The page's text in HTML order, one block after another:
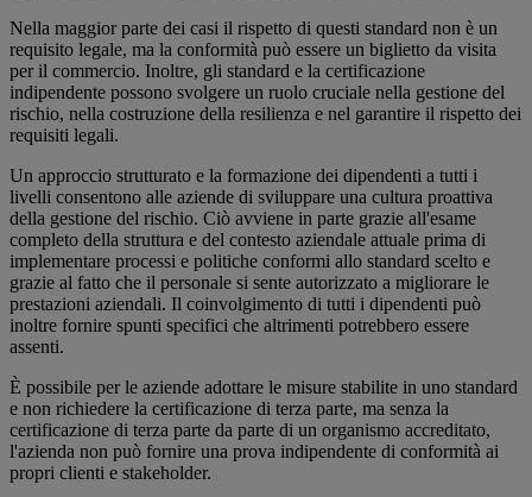
Nella maggior parte dei casi il rispetto di questi standard non è un
requisito legale, ma la conformità può essere un biglietto da visita
per il commercio. Inoltre, gli standard e la certificazione
indipendente possono svolgere un ruolo cruciale nella gestione del
rischio, nella costruzione della resilienza e nel garantire il rispetto dei
requisiti legali.
Un approccio strutturato e la formazione dei dipendenti a tutti i
livelli consentono alle aziende di sviluppare una cultura proattiva
della gestione del rischio. Ciò avviene in parte grazie all'esame
completo della struttura e del contesto aziendale attuale prima di
implementare processi e politiche conformi allo standard scelto e
grazie al fatto che il personale si sente autorizzato a migliorare le
prestazioni aziendali. Il coinvolgimento di tutti i dipendenti può
inoltre fornire spunti specifici che altrimenti potrebbero essere
assenti.
È possibile per le aziende adottare le misure stabilite in uno standard
e non richiedere la certificazione di terza parte, ma senza la
certificazione di terza parte da parte di un organismo accreditato,
l'azienda non può fornire una prova indipendente di conformità ai
propri clienti e stakeholder.